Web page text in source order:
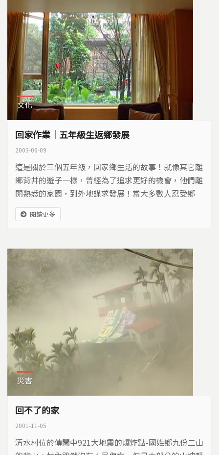
文化
回家作業｜五年級生返鄉發展
2003-06-09
這是關於三個五年級，回家鄉生活的故事！就像其它離
鄉背井的遊子一樣，曾經為了追求更好的機會，他們離
開熟悉的家園，到外地謀求發展！當大多數人忍受鄉
愁，在異鄉浮沉的時候，他們卻義無反顧回到故鄉謀
生，是什麼原因讓他們選擇回家？回家之後，等待他們
閱讀更多
災害
回不了的家
2001-11-05
清水村位於傳聞中921大地震的爆炸點-國姓鄉九份二山